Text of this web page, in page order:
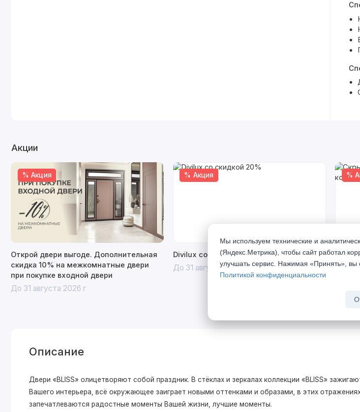
Акции
% Акция
Открой двери выгоде. Дополнительная
скидка 10% на межкомнатные двери
при покупке входной двери
До 31 августа 2026 г
% Акция
Divilux со скидкой 20%
До 31 августа 2026 г
%
Описание
Двери «BLISS» олицетворяют собой праздник. В стёклах и зеркалах коллекции «BLISS»
Вашего интерьера, всё окружающее заиграет новыми оттенками и образами, в этих
запечатлеваются радостные моменты Вашей жизни, лучшие моменты.
Мы используем технические и
(Яндекс.Метрика), чтобы сайт работал
улучшать сервис. Нажимая «Принять», вы
Политикой конфиденциальности